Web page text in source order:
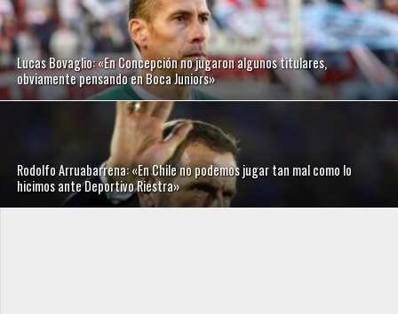
Lucas Bovaglio: «En Concepción no jugaron algunos titulares,
obviamente pensando en Boca Juniors»
Rodolfo Arruabarrena: «En Chile no podemos jugar tan mal como lo
hicimos ante Deportivo Riestra»